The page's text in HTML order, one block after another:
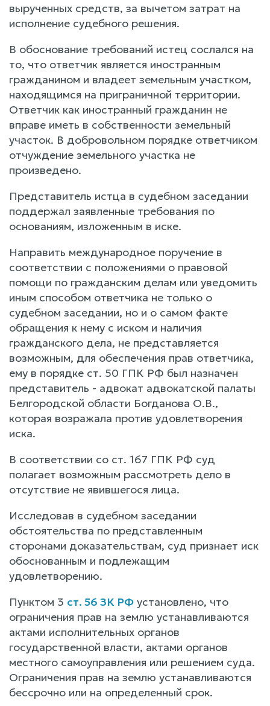
вырученных средств, за вычетом затрат на
исполнение судебного решения.
В обоснование требований истец сослался на
то, что ответчик является иностранным
гражданином и владеет земельным участком,
находящимся на приграничной территории.
Ответчик как иностранный гражданин не
вправе иметь в собственности земельный
участок. В добровольном порядке ответчиком
отчуждение земельного участка не
произведено.
Представитель истца в судебном заседании
поддержал заявленные требования по
основаниям, изложенным в иске.
Направить международное поручение в
соответствии с положениями о правовой
помощи по гражданским делам или уведомить
иным способом ответчика не только о
судебном заседании, но и о самом факте
обращения к нему с иском и наличия
гражданского дела, не представляется
возможным, для обеспечения прав ответчика,
ему в порядке ст. 50 ГПК РФ был назначен
представитель - адвокат адвокатской палаты
Белгородской области Богданова О.В.,
которая возражала против удовлетворения
иска.
В соответствии со ст. 167 ГПК РФ суд
полагает возможным рассмотреть дело в
отсутствие не явившегося лица.
Исследовав в судебном заседании
обстоятельства по представленным
сторонами доказательствам, суд признает иск
обоснованным и подлежащим
удовлетворению.
Пунктом 3 ст. 56 ЗК РФ установлено, что
ограничения прав на землю устанавливаются
актами исполнительных органов
государственной власти, актами органов
местного самоуправления или решением суда.
Ограничения прав на землю устанавливаются
бессрочно или на определенный срок.